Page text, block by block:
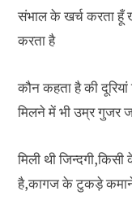
संभाल के खर्च करता हूँ
करता है
कौन कहता है की
मिलने में भी उम्र गुजर
मिली थी
है,कागज के टुकड़े